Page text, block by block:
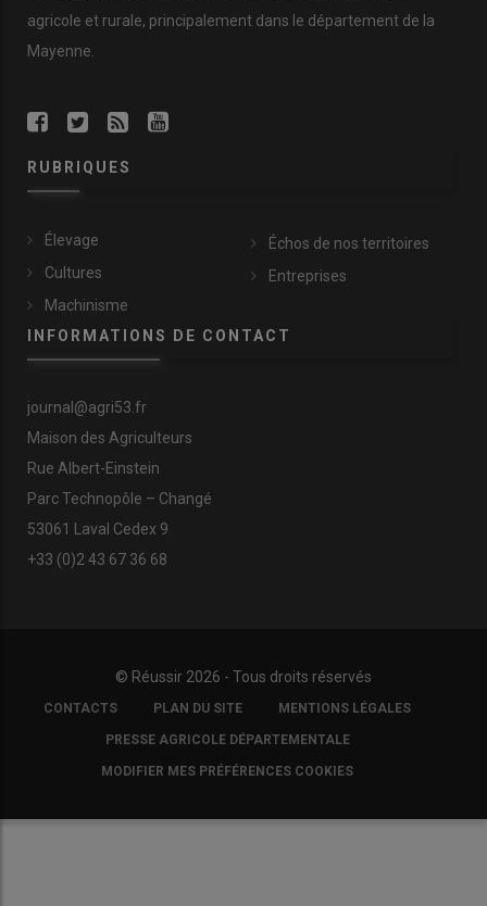
agricole et rurale, principalement dans le département de la
Mayenne.
RUBRIQUES
Élevage
Cultures
Machinisme
Échos de nos territoires
Entreprises
INFORMATIONS DE CONTACT
journal@agri53.fr
Maison des Agriculteurs
Rue Albert-Einstein
Parc Technopôle – Changé
53061 Laval Cedex 9
+33 (0)2 43 67 36 68
© Réussir 2026 - Tous droits réservés
FOOTER
COPYRIGHT
CONTACTS PLAN DU SITE MENTIONS LÉGALES
PRESSE AGRICOLE DÉPARTEMENTALE
MODIFIER MES PRÉFÉRENCES COOKIES